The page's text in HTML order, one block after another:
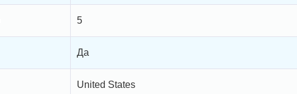
5
Да
United States